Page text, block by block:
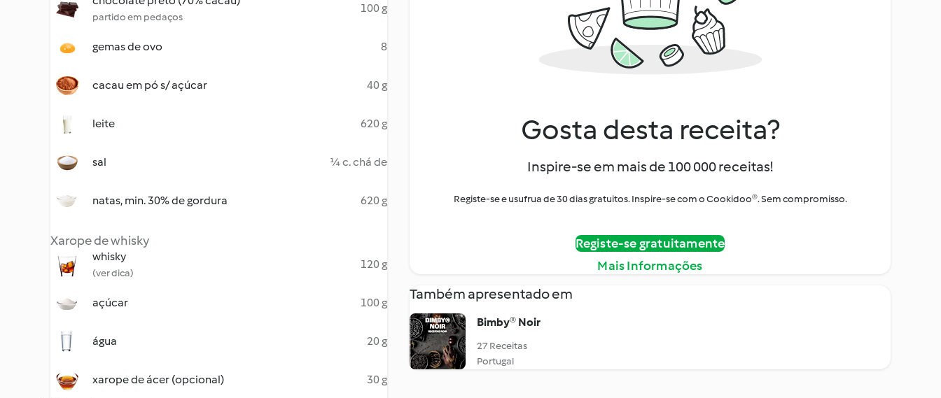
partido em pedaços
100 g
gemas de ovo 8
cacau em pó s/ açúcar 40 g
leite 620 g
sal ¼ c. chá de
natas, min. 30% de gordura 620 g
Xarope de whisky
whisky
(ver dica)
120 g
açúcar 100 g
água 20 g
xarope de ácer (opcional)
30 g
Gosta desta receita?
Inspire-se em mais de 100 000 receitas!
Registe-se e usufrua de 30 dias gratuitos. Inspire-se com o Cookidoo®. Sem compromisso.
Registe-se gratuitamente
Mais Informações
Também apresentado em
Bimby® Noir
27 Receitas
Portugal